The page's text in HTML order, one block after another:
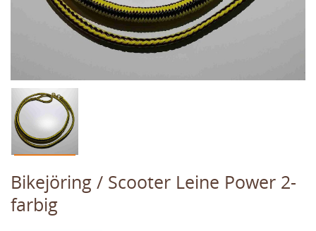
Bikejöring / Scooter Leine Power 2-
farbig